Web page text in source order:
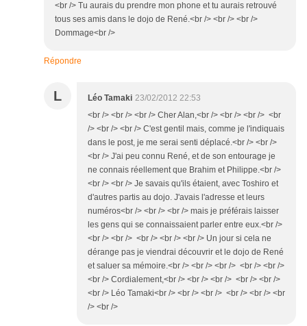
<br /> Tu aurais du prendre mon phone et tu aurais retrouvé
tous ses amis dans le dojo de René.<br /> <br /> <br />
Dommage<br />
Répondre
L Léo Tamaki 23/02/2012 22:53
<br /> <br /> <br /> Cher Alan,<br /> <br /> <br /> <br
/> <br /> <br /> C'est gentil mais, comme je l'indiquais
dans le post, je me serai senti déplacé.<br /> <br />
<br /> J'ai peu connu René, et de son entourage je
ne connais réellement que Brahim et Philippe.<br />
<br /> <br /> Je savais qu'ils étaient, avec Toshiro et
d'autres partis au dojo. J'avais l'adresse et leurs
numéros<br /> <br /> <br /> mais je préférais laisser
les gens qui se connaissaient parler entre eux.<br />
<br /> <br /> <br /> <br /> <br /> Un jour si cela ne
dérange pas je viendrai découvrir et le dojo de René
et saluer sa mémoire.<br /> <br /> <br /> <br /> <br />
<br /> Cordialement,<br /> <br /> <br /> <br /> <br />
<br /> Léo Tamaki<br /> <br /> <br /> <br /> <br /> <br
/> <br />